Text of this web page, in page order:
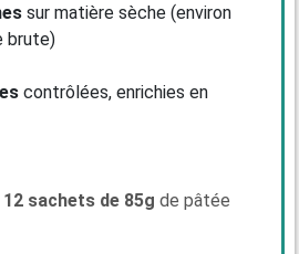
sur matière sèche (environ
brute)
contrôlées, enrichies en
12 sachets de 85g de pâtée